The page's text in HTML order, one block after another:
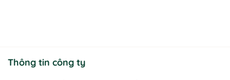
GIỎ TRÁI CÂY NHẬP KHẨU
Thông tin công ty